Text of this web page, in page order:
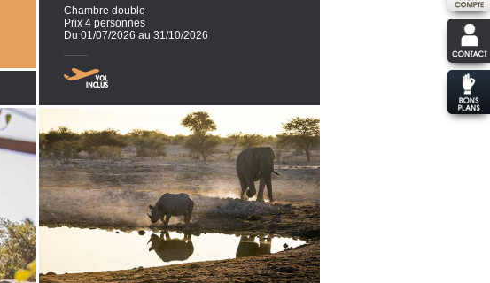
Chambre double
Prix 4 personnes
Du 01/07/2026 au 31/10/2026